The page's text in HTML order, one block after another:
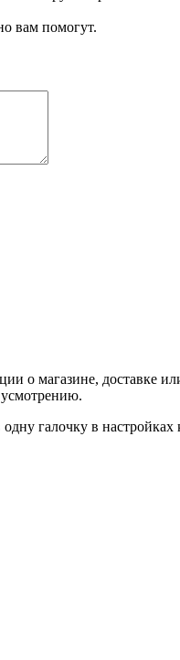
вам помогут.
о магазине, доставке
галочку в